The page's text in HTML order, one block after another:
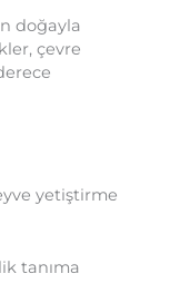
doğayla
çevre
yetiştirme
tanıma